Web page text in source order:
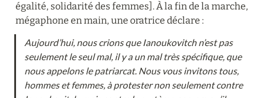
égalité, solidarité des femmes]. À la fin de la marche,
mégaphone en main, une oratrice déclare :
Aujourd’hui, nous crions que Ianoukovitch n’est pas
seulement le seul mal, il y a un mal très spécifique, que
nous appelons le patriarcat. Nous vous invitons tous,
hommes et femmes, à protester non seulement contre